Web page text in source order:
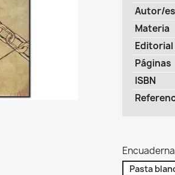
Autor/es
Materia
Editorial
Páginas
ISBN
Pasta